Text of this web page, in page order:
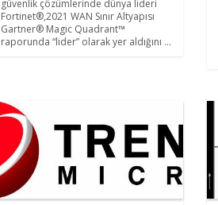
güvenlik çözümlerinde dünya lideri
Fortinet®,2021 WAN Sınır Altyapısı
Gartner® Magic Quadrant™
raporunda “lider” olarak yer aldığını ...